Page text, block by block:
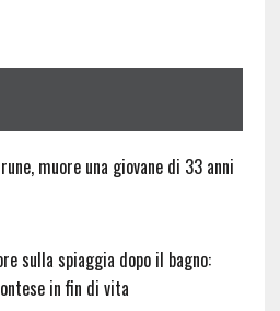
muore una giovane di 33 anni
sulla spiaggia dopo il bagno:
in fin di vita